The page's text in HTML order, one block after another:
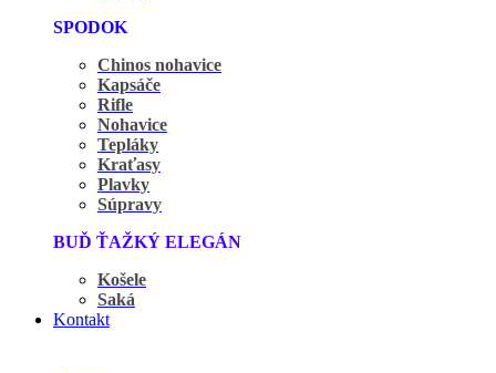
SPODOK
Chinos nohavice
Kapsáče
Rifle
Nohavice
Tepláky
Kraťasy
Plavky
Súpravy
BUĎ ŤAŽKÝ ELEGÁN
Košele
Saká
Kontakt